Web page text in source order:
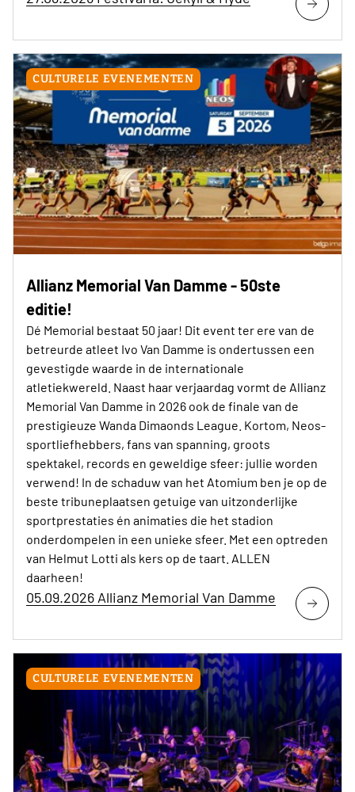
CULTURELE EVENEMENTEN
Allianz Memorial Van Damme - 50ste
editie!
Dé Memorial bestaat 50 jaar! Dit event ter ere van de
betreurde atleet Ivo Van Damme is ondertussen een
gevestigde waarde in de internationale
atletiekwereld. Naast haar verjaardag vormt de Allianz
Memorial Van Damme in 2026 ook de finale van de
prestigieuze Wanda Dimaonds League. Kortom, Neos-
sportliefhebbers, fans van spanning, groots
spektakel, records en geweldige sfeer: jullie worden
verwend! In de schaduw van het Atomium ben je op de
beste tribuneplaatsen getuige van uitzonderlijke
sportprestaties én animaties die het stadion
onderdompelen in een unieke sfeer. Met een optreden
van Helmut Lotti als kers op de taart. ALLEN
daarheen!
05.09.2026 Allianz Memorial Van Damme
CULTURELE EVENEMENTEN